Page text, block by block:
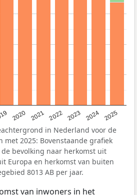
2020 2021 2022 2023 2024 2025
in Nederland voor de
met 2025: Bovenstaande grafiek
bevolking naar herkomst uit
Europa en herkomst van buiten
8013 AB per jaar.
van inwoners in het